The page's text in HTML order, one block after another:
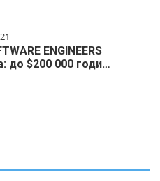
ENGINEERS
до $200 000 годи…